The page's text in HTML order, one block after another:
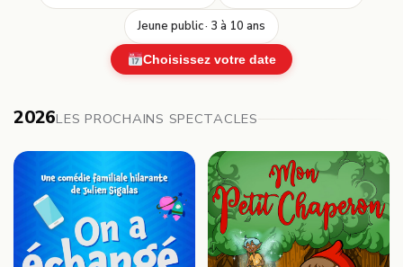
Jeune public · 3 à 10 ans
Choisissez votre date
2026LES PROCHAINS SPECTACLES